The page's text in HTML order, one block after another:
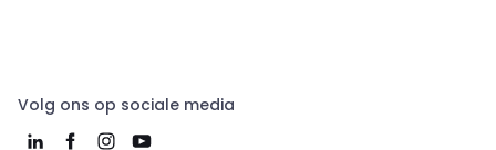
Volg ons op sociale media